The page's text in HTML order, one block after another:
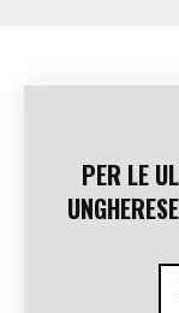
PER LE